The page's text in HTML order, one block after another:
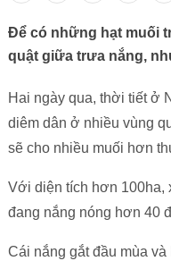
Để có những hạt muối
quật giữa trưa nắng,
Hai ngày qua, thời tiết ở
diêm dân ở nhiều vùng
sẽ cho nhiều muối hơn
Với diện tích hơn 100ha,
đang nắng nóng hơn 40
Cái nắng gắt đầu mùa